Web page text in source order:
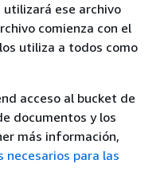
utilizará ese archivo
comienza con el
utiliza a todos como
acceso al bucket de
documentos y los
más información,
necesarios para las